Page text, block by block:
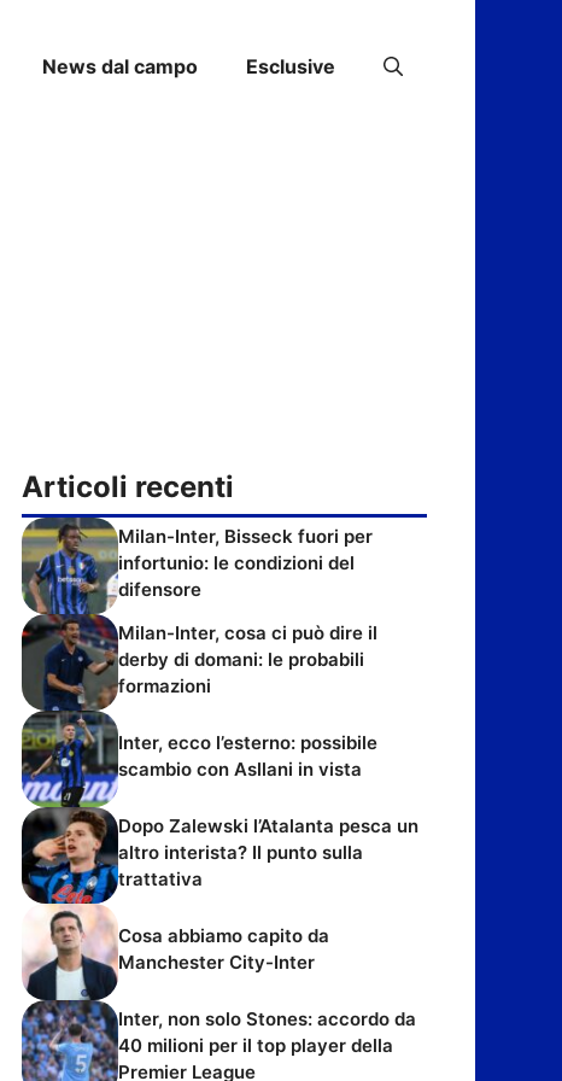
News dal campo Esclusive
Articoli recenti
Milan-Inter, Bisseck fuori per
infortunio: le condizioni del
difensore
Milan-Inter, cosa ci può dire il
derby di domani: le probabili
formazioni
Inter, ecco l’esterno: possibile
scambio con Asllani in vista
Dopo Zalewski l’Atalanta pesca un
altro interista? Il punto sulla
trattativa
Cosa abbiamo capito da
Manchester City-Inter
Inter, non solo Stones: accordo da
40 milioni per il top player della
Premier League